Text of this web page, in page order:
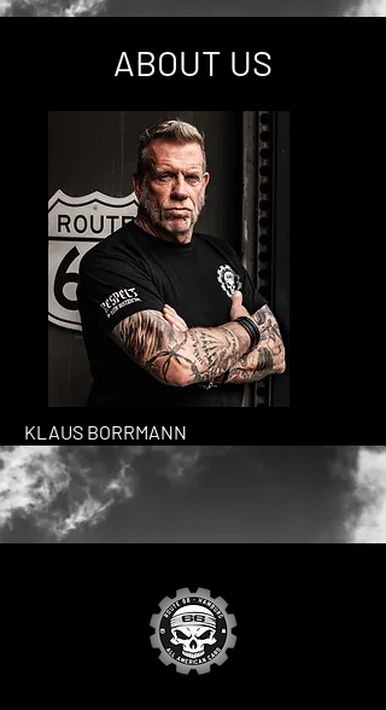
ABOUT US
KLAUS BORRMANN
Chef vom Ganzen und bekannt aus
Cash für Chrom
Route66 Hamburg
Dein Spezialist für US-Cars,
Classic Cars, Oldtimer, Youngtimer
und Neuwagen